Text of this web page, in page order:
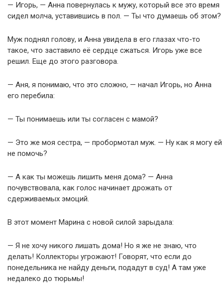
— Игорь, — Анна повернулась к мужу, который все это время
сидел молча, уставившись в пол. — Ты что думаешь об этом?
Муж поднял голову, и Анна увидела в его глазах что-то
такое, что заставило её сердце сжаться. Игорь уже все
решил. Еще до этого разговора.
— Аня, я понимаю, что это сложно, — начал Игорь, но Анна
его перебила:
— Ты понимаешь или ты согласен с мамой?
— Это же моя сестра, — пробормотал муж. — Ну как я могу ей
не помочь?
— А как ты можешь лишить меня дома? — Анна
почувствовала, как голос начинает дрожать от
сдерживаемых эмоций.
В этот момент Марина с новой силой зарыдала:
— Я не хочу никого лишать дома! Но я же не знаю, что
делать! Коллекторы угрожают! Говорят, что если до
понедельника не найду деньги, подадут в суд! А там уже
недалеко до тюрьмы!